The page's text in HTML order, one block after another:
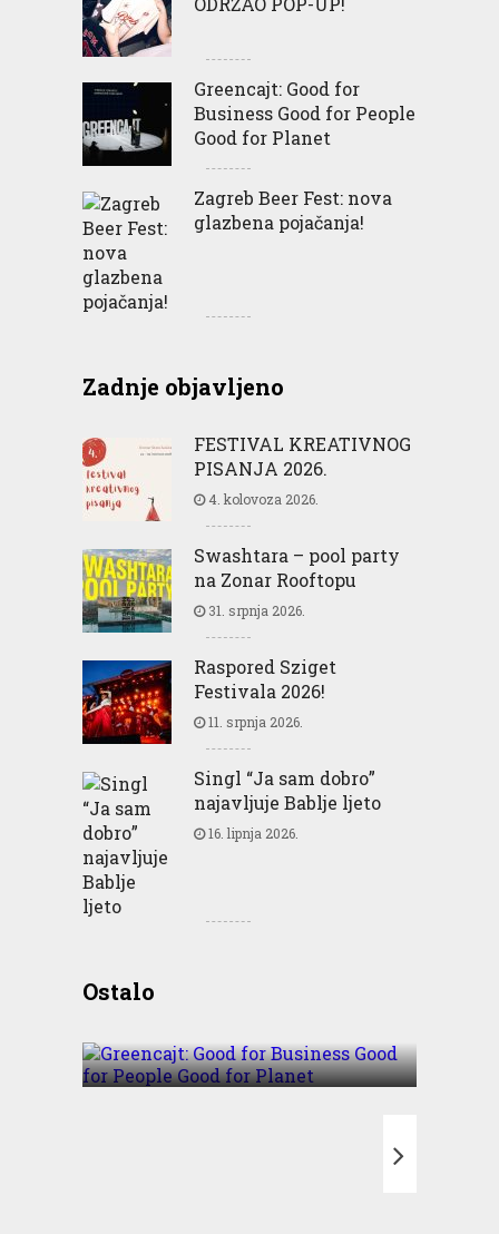
Greencajt: Good for
Business Good for People
Good for Planet
Zagreb Beer Fest: nova
glazbena pojačanja!
Zadnje objavljeno
FESTIVAL KREATIVNOG
PISANJA 2026.
4. kolovoza 2026.
Swashtara – pool party
na Zonar Rooftopu
31. srpnja 2026.
Raspored Sziget
Festivala 2026!
11. srpnja 2026.
Singl “Ja sam dobro”
najavljuje Bablje ljeto
16. lipnja 2026.
OstaloBusiness Good for People